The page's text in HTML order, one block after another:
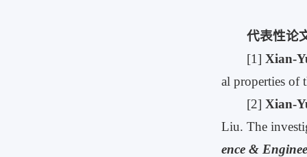
代表性论
[1] Xian-
al properties of
[2] Xian-
Liu. The
ence &